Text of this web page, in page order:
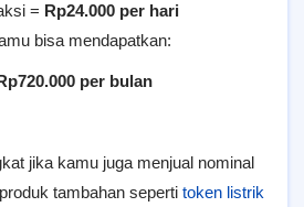
= Rp24.000 per hari
bisa mendapatkan:
per bulan
jika kamu juga menjual nominal
tambahan seperti token listrik